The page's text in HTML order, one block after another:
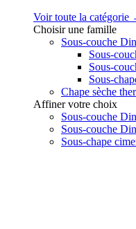
Voir toute la catégorie
Choisir une famille
Sous-couche
Sous-
Sous-
Sous-
Chape sèche
Affiner votre choix
Sous-couche
Sous-couche
Sous-chape